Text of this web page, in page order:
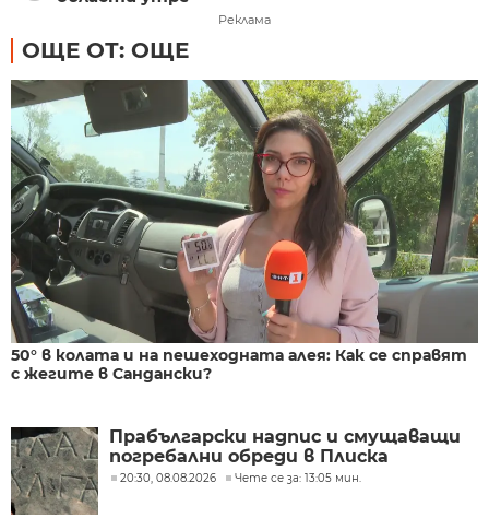
Реклама
ОЩЕ ОТ: ОЩЕ
50° в колата и на пешеходната алея: Как се справят
с жегите в Сандански?
Прабългарски надпис и смущаващи
погребални обреди в Плиска
20:30, 08.08.2026 Чете се за: 13:05 мин.